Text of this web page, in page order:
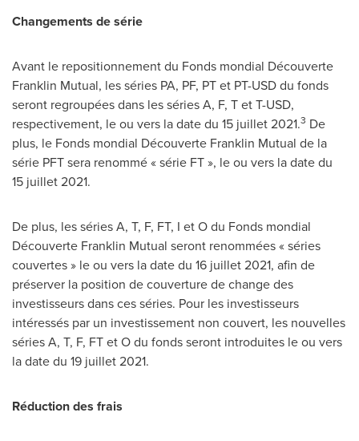
Changements de série
Avant le repositionnement du Fonds mondial Découverte
Franklin Mutual, les séries PA, PF, PT et PT-USD du fonds
seront regroupées dans les séries A, F, T et T-USD,
respectivement, le ou vers la date du 15 juillet 2021.3 De
plus, le Fonds mondial Découverte Franklin Mutual de la
série PFT sera renommé « série FT », le ou vers la date du
15 juillet 2021.
De plus, les séries A, T, F, FT, I et O du Fonds mondial
Découverte Franklin Mutual seront renommées « séries
couvertes » le ou vers la date du 16 juillet 2021, afin de
préserver la position de couverture de change des
investisseurs dans ces séries. Pour les investisseurs
intéressés par un investissement non couvert, les nouvelles
séries A, T, F, FT et O du fonds seront introduites le ou vers
la date du 19 juillet 2021.
Réduction des frais